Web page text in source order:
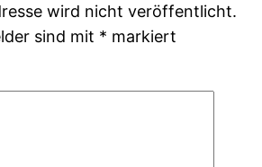
wird nicht veröffentlicht.
sind mit * markiert